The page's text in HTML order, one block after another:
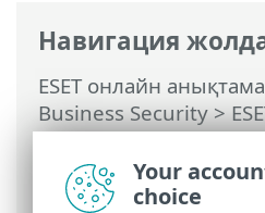
Навигация
ESET онлайн
Business Security>
Security
Реттеу >Құрылғыны
Қосымшаның
Your
choice